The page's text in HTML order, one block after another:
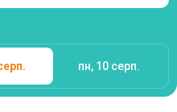
пн, 10 серп.